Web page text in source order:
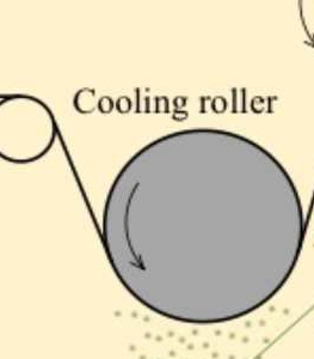
建材 / インフラ